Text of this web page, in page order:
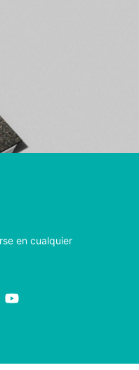
en cualquier